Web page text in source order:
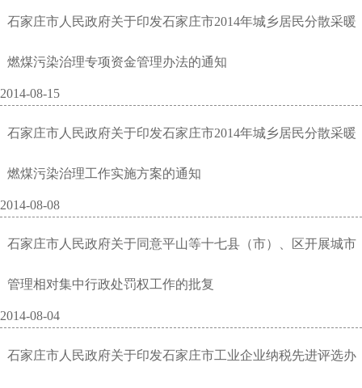
石家庄市人民政府关于印发石家庄市2014年城乡居民分散采暖
燃煤污染治理专项资金管理办法的通知
2014-08-15
石家庄市人民政府关于印发石家庄市2014年城乡居民分散采暖
燃煤污染治理工作实施方案的通知
2014-08-08
石家庄市人民政府关于同意平山等十七县（市）、区开展城市
管理相对集中行政处罚权工作的批复
2014-08-04
石家庄市人民政府关于印发石家庄市工业企业纳税先进评选办